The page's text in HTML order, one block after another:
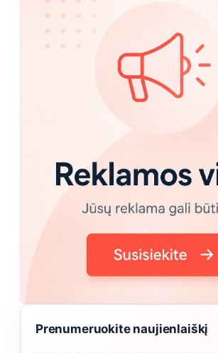
Prenumeruokite naujienlaiškį